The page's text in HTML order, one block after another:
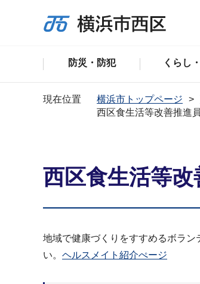
防災・防犯 くらし
現在位置 横浜市トップページ
西区食生活等改善推進
西区食生活等
地域で健康づくりをすすめるボラ
い。 ヘルスメイト紹介ぺージ